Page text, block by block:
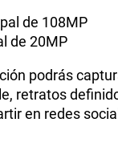
de 108MP
de 20MP
podrás
retratos
en redes